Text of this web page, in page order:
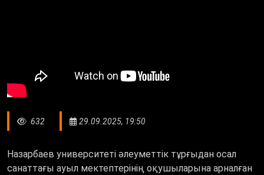
632 29.09.2025, 19:50
Назарбаев университеті әлеуметтік тұрғыдан осал
санаттағы ауыл мектептерінің оқушыларына арналған